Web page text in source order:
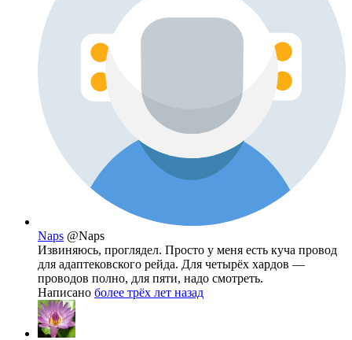
Naps @Naps
Извиняюсь, проглядел. Просто у меня есть куча провод
для адаптековского рейда. Для четырёх хардов —
проводов полно, для пяти, надо смотреть.
Написано более трёх лет назад